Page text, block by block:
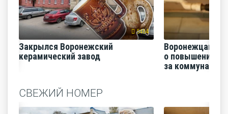
5464
Закрылся Воронежский
керамический завод
Воронежцам
о повышении
за
СВЕЖИЙ НОМЕР